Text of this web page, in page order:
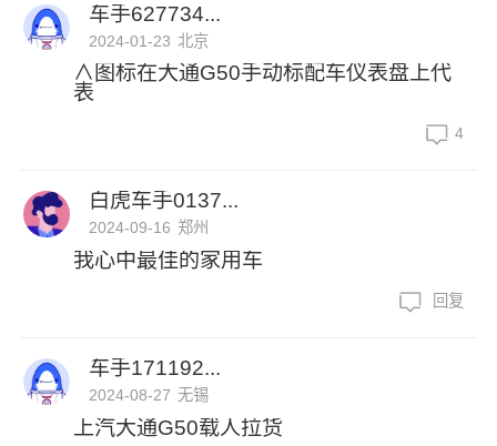
车手627734...
2024-01-23 北京
∧图标在大通G50手动标配车仪表盘上代
表
4
白虎车手0137...
2024-09-16 郑州
我心中最佳的家用车
回复
车手171192...
2024-08-27 无锡
上汽大通G50载人拉货